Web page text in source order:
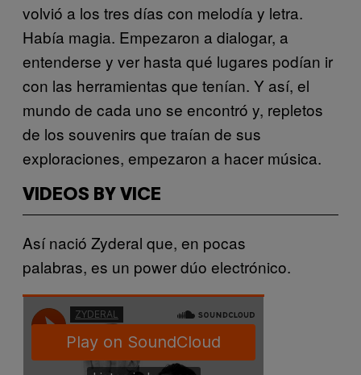
volvió a los tres días con melodía y letra.
Había magia. Empezaron a dialogar, a
entenderse y ver hasta qué lugares podían ir
con las herramientas que tenían. Y así, el
mundo de cada uno se encontró y, repletos
de los souvenirs que traían de sus
exploraciones, empezaron a hacer música.
VIDEOS BY VICE
Así nació Zyderal que, en pocas
palabras, es un power dúo electrónico.